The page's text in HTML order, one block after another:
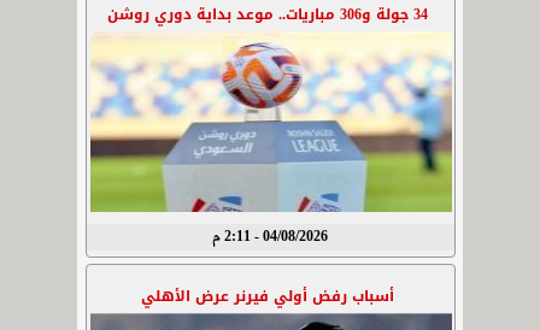
34 جولة و306 مباريات.. موعد بداية دوري روشن
04/08/2026 - 2:11 م
أسباب رفض أولي فيرنر عرض الأهلي